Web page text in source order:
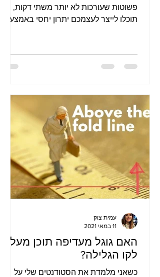
פשוטות שעורכות לא יותר משתי דקות,
תוכלו לייצר לעצמכם יתרון יחסי באמצעות
האם גוגל מעדיפה תוכן מעל
לקו הגלילה?
כשאני מלמדת את הסטודנטים שלי על
עמית צוק
11 במאי 2021